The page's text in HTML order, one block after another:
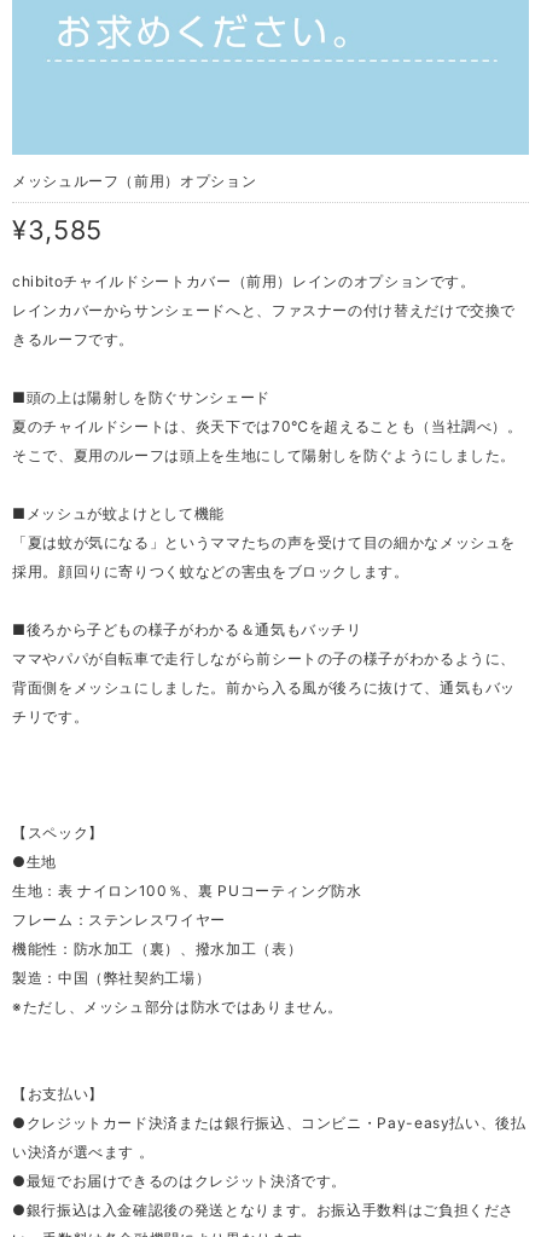
メッシュルーフ（前用）オプション
¥3,585
chibitoチャイルドシートカバー（前用）レインのオプションです。
レインカバーからサンシェードへと、ファスナーの付け替えだけで交換で
きるルーフです。
■頭の上は陽射しを防ぐサンシェード
夏のチャイルドシートは、炎天下では70℃を超えることも（当社調べ）。
そこで、夏用のルーフは頭上を生地にして陽射しを防ぐようにしました。
■メッシュが蚊よけとして機能
「夏は蚊が気になる」というママたちの声を受けて目の細かなメッシュを
採用。顔回りに寄りつく蚊などの害虫をブロックします。
■後ろから子どもの様子がわかる＆通気もバッチリ
ママやパパが自転車で走行しながら前シートの子の様子がわかるように、
背面側をメッシュにしました。前から入る風が後ろに抜けて、通気もバッ
チリです。
【スペック】
●生地
生地：表 ナイロン100％、裏 PUコーティング防水
フレーム：ステンレスワイヤー
機能性：防水加工（裏）、撥水加工（表）
製造：中国（弊社契約工場）
※ただし、メッシュ部分は防水ではありません。
【お支払い】
●クレジットカード決済または銀行振込、コンビニ・Pay-easy払い、後払
い決済が選べます 。
●最短でお届けできるのはクレジット決済です。
●銀行振込は入金確認後の発送となります。お振込手数料はご負担くださ